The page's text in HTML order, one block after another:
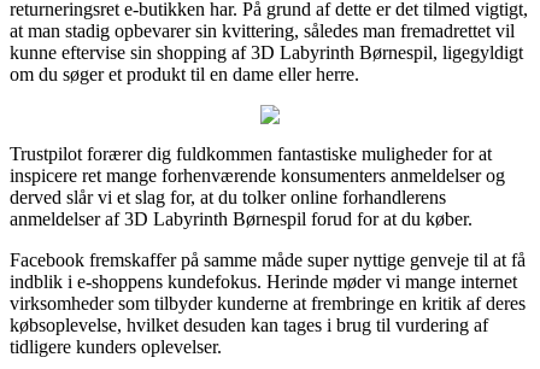
returneringsret e-butikken har. På grund af dette er det tilmed vigtigt,
at man stadig opbevarer sin kvittering, således man fremadrettet vil
kunne eftervise sin shopping af 3D Labyrinth Børnespil, ligegyldigt
om du søger et produkt til en dame eller herre.
Trustpilot forærer dig fuldkommen fantastiske muligheder for at
inspicere ret mange forhenværende konsumenters anmeldelser og
derved slår vi et slag for, at du tolker online forhandlerens
anmeldelser af 3D Labyrinth Børnespil forud for at du køber.
Facebook fremskaffer på samme måde super nyttige genveje til at få
indblik i e-shoppens kundefokus. Herinde møder vi mange internet
virksomheder som tilbyder kunderne at frembringe en kritik af deres
købsoplevelse, hvilket desuden kan tages i brug til vurdering af
tidligere kunders oplevelser.